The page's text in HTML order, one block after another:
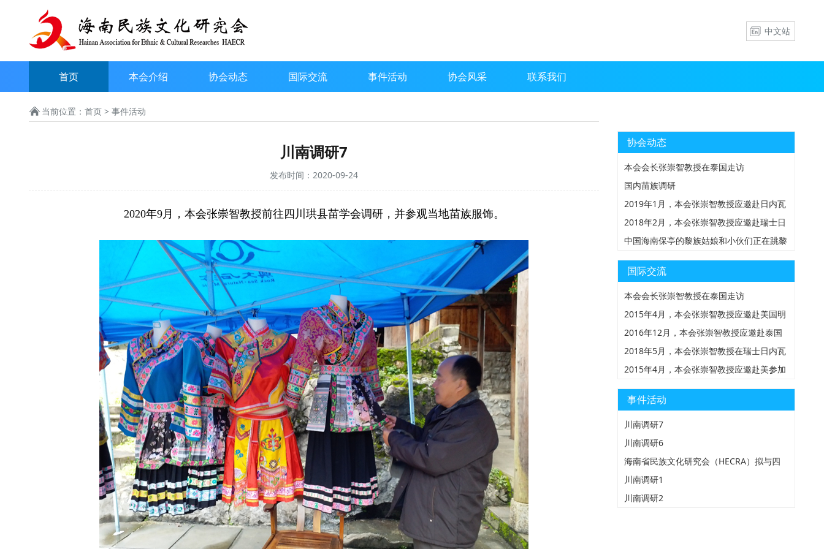
中文站
首页 本会介绍 协会动态 国际交流 事件活动 协会风采 联系我们
当前位置： 首页 > 事件活动
川南调研7
发布时间：2020-09-24
2020年9月，本会张崇智教授前往四川珙县苗学会调研，并参观当地苗族服饰。
协会动态
本会会长张崇智教授在泰国走访
国内苗族调研
2019年1月，本会张崇智教授应邀赴日内瓦
万国宫参加发展中国家食品安全与消费者信
2018年2月，本会张崇智教授应邀赴瑞士日
内瓦参加由ISHR主办的人权理事会新任主
中国海南保亭的黎族姑娘和小伙们正在跳黎
苗组青年人的喜爱
国际交流
本会会长张崇智教授在泰国走访
2015年4月，本会张崇智教授应邀赴美国明
州圣保罗参加由HND组织的全美苗人大
研究的报告”
2016年12月，本会张崇智教授应邀赴泰国
参加由清迈大学民族研究中心组织的第三届
2018年5月，本会张崇智教授在瑞士日内瓦
万国宫做中国人权形势报告
2015年4月，本会张崇智教授应邀赴美参加
事件活动
川南调研7
川南调研6
海南省民族文化研究会（HECRA）拟与四
川珙县苗学会共同举办“琼蜀苗族服饰文化
川南调研1
川南调研2